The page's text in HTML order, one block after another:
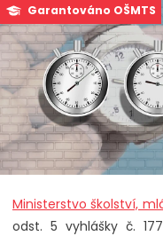
Garantováno OŠMTS
Ministerstvo školství,
odst. 5 vyhlášky č.